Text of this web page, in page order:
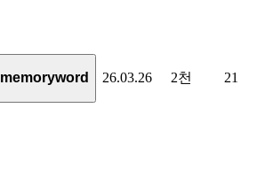
memoryword 26.03.26 2천 21